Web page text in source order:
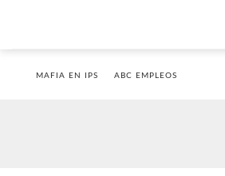
MAFIA EN IPS ABC EMPLEOS